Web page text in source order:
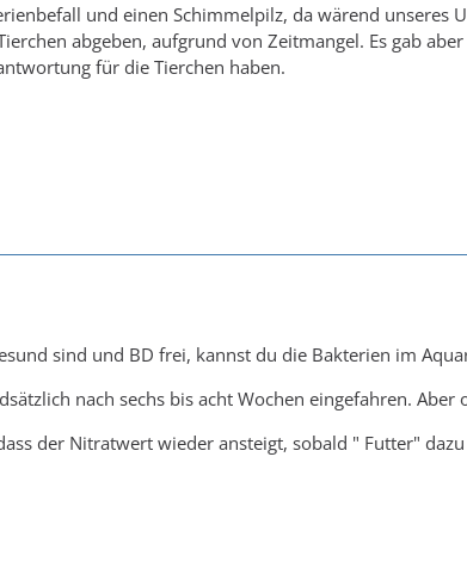
und einen Schimmelpilz, da wärend unseres
abgeben, aufgrund von Zeitmangel. Es gab
für die Tierchen haben.
sind und BD frei, kannst du die Bakterien im
nach sechs bis acht Wochen eingefahren.
der Nitratwert wieder ansteigt, sobald " Futter"